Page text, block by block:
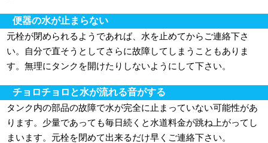
便器の水が止まらない
元栓が閉められるようであれば、水を止めてからご連絡下さ
い。自分で直そうとしてさらに故障してしまうこともありま
す。無理にタンクを開けたりしないようにして下さい。
チョロチョロと水が流れる音がする
タンク内の部品の故障で水が完全に止まっていない可能性があ
ります。少量であっても毎日続くと水道料金が跳ね上がってし
まいます。元栓を閉めて出来るだけ早くご連絡下さい。